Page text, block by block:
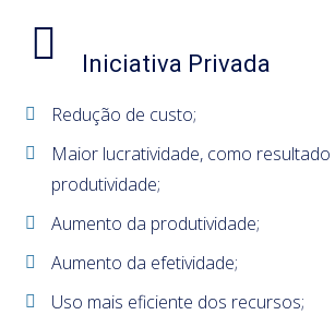
Iniciativa Privada
Redução de custo;
Maior lucratividade, como resultado
produtividade;
Aumento da produtividade;
Aumento da efetividade;
Uso mais eficiente dos recursos;